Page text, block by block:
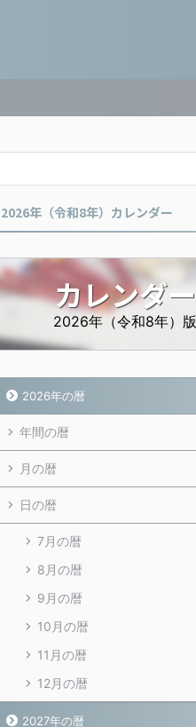
2026年（令和8年）カレンダー
カレンダー
2026年（令和8年）版
2026年の暦
年間の暦
月の暦
日の暦
7月の暦
8月の暦
9月の暦
10月の暦
11月の暦
12月の暦
2027年の暦